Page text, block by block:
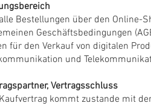
Bestellungen über den Online-
Geschäftsbedingungen
für den Verkauf von digitalen
und
Vertragsschluss
kommt zustande mit